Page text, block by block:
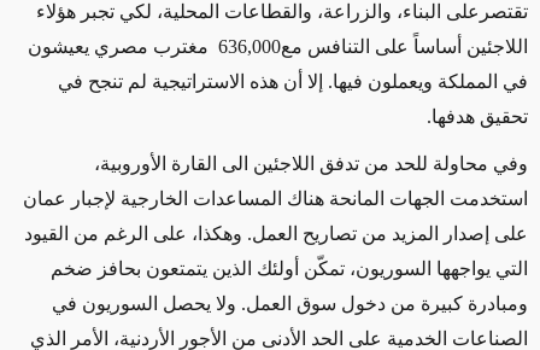
تقتصرعلى البناء، والزراعة، والقطاعات المحلية، لكي تجبر هؤلاء
اللاجئين أساساً على التنافس مع636,000 مغترب مصري يعيشون
في المملكة ويعملون فيها. إلا أن هذه الاستراتيجية لم تنجح في
تحقيق هدفها.
وفي محاولة للحد من تدفق اللاجئين الى القارة الأوروبية،
استخدمت الجهات المانحة هناك المساعدات الخارجية لإجبار عمان
على إصدار المزيد من تصاريح العمل. وهكذا، على الرغم من القيود
التي يواجهها السوريون، تمكّن أولئك الذين يتمتعون بحافز ضخم
ومبادرة كبيرة من دخول سوق العمل. ولا يحصل السوريون في
الصناعات الخدمية على الحد الأدنى من الأجور الأردنية، الأمر الذي